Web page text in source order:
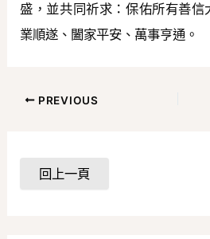
盛，並共同祈求：保佑所有善
業順遂、闔家平安、萬事亨通。
PREVIOUS